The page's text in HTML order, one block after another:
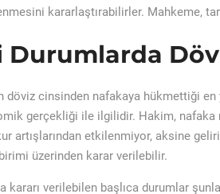
kararlaştırabilirler. Mahkeme,
Durumlarda
döviz cinsinden nafakaya hükmettiği
gerçekliği ile ilgilidir. Hakim,
artışlarından etkilenmiyor, aksine
üzerinden karar verilebilir.
kararı verilebilen başlıca durumlar